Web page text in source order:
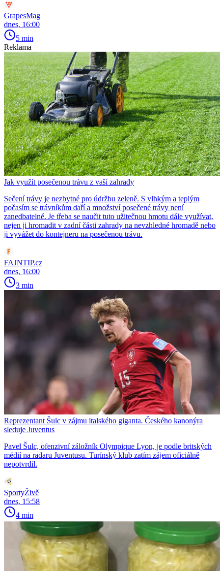
GrapesMag
dnes, 16:00
5 min
Reklama
Jak využít posečenou trávu z vaší zahrady
Sečení trávy je nezbytné pro údržbu zeleně. S vlhkým a teplým
počasím se trávníkům daří a množství posečené trávy není
zanedbatelné. Je třeba se naučit tuto užitečnou hmotu dále využívat,
nejen ji hromadit v zadní části zahrady na nevzhledné hromadě nebo
ji vyvážet do kontejneru na posečenou trávu.
FAJNTIP.cz
dnes, 16:00
3 min
Reprezentant Šulc v zájmu italského giganta. Českého kanonýra
sleduje Juventus
Pavel Šulc, ofenzivní záložník Olympique Lyon, je podle britských
médií na radaru Juventusu. Turínský klub zatím zájem oficiálně
nepotvrdil.
SportyŽivě
dnes, 15:58
4 min